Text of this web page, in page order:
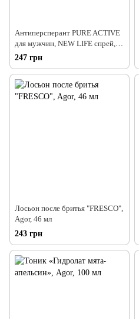
Антиперсперант PURE ACTIVE
для мужчин, NEW LIFE спрей,
100 мл
247 грн
Лосьон после бритья "FRESCO",
Agor, 46 мл
243 грн